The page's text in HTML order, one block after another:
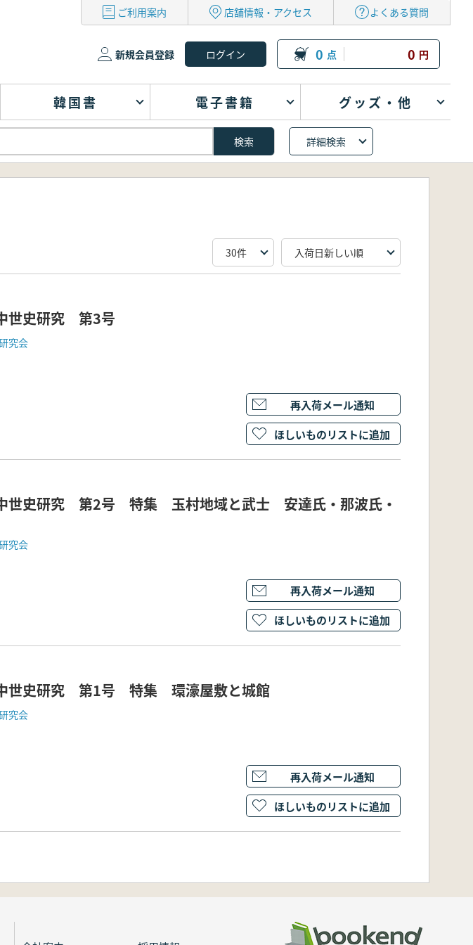
ご利用案内 店舗情報・アクセス よくある質問
新規会員登録 0 点 0 円
韓国書 電子書籍 グッズ・他
詳細検索
世史研究 第3号
究会
再入荷メール通知
ほしいものリストに追加
世史研究 第2号 特集 玉村地域と武士 安達氏・那波氏・
究会
再入荷メール通知
ほしいものリストに追加
世史研究 第1号 特集 環濠屋敷と城館
究会
再入荷メール通知
ほしいものリストに追加